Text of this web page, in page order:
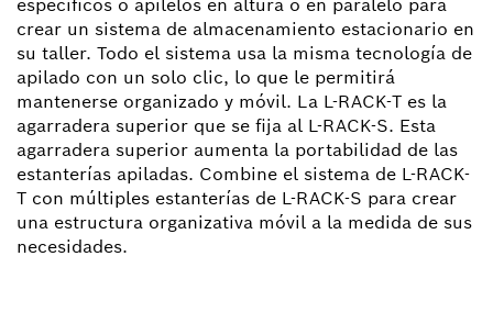
crear un sistema de almacenamiento estacionario en
su taller. Todo el sistema usa la misma tecnología de
apilado con un solo clic, lo que le permitirá
mantenerse organizado y móvil. La L-RACK-T es la
agarradera superior que se fija al L-RACK-S. Esta
agarradera superior aumenta la portabilidad de las
estanterías apiladas. Combine el sistema de L-RACK-
T con múltiples estanterías de L-RACK-S para crear
una estructura organizativa móvil a la medida de sus
necesidades.